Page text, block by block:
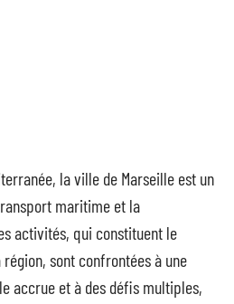
la ville de Marseille est un
maritime et la
activités, qui constituent le
sont confrontées à une
accrue et à des défis multiples,